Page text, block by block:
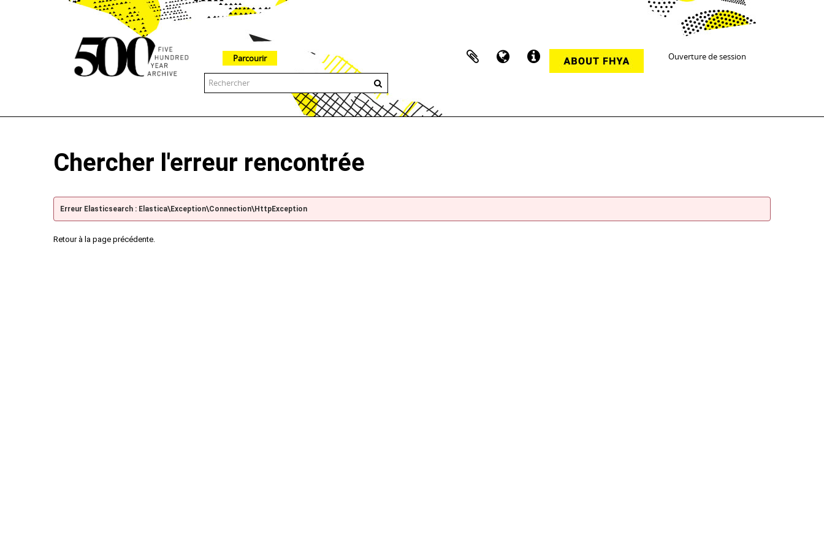
Ouverture de session
Parcourir
Chercher l'erreur rencontrée
Erreur Elasticsearch : Elastica\Exception\Connection\HttpException
Retour à la page précédente.